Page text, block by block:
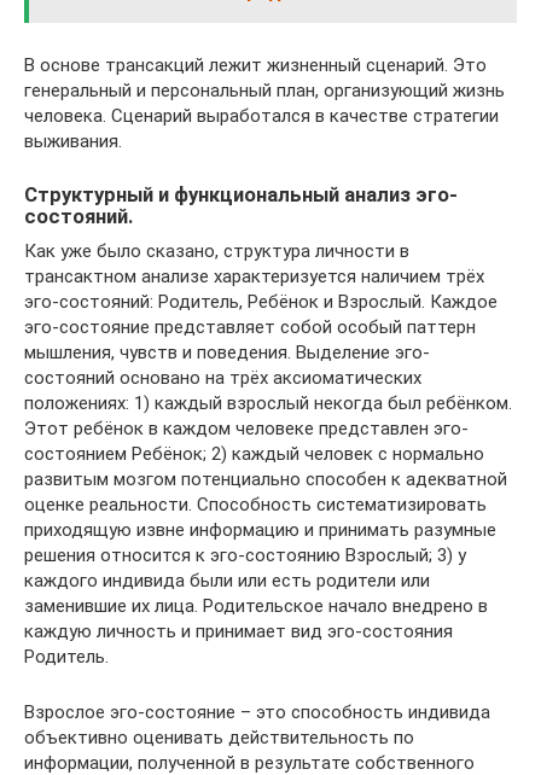
В основе трансакций лежит жизненный сценарий. Это
генеральный и персональный план, организующий жизнь
человека. Сценарий выработался в качестве стратегии
выживания.
Структурный и функциональный анализ эго-
состояний.
Как уже было сказано, структура личности в
трансактном анализе характеризуется наличием трёх
эго-состояний: Родитель, Ребёнок и Взрослый. Каждое
эго-состояние представляет собой особый паттерн
мышления, чувств и поведения. Выделение эго-
состояний основано на трёх аксиоматических
положениях: 1) каждый взрослый некогда был ребёнком.
Этот ребёнок в каждом человеке представлен эго-
состоянием Ребёнок; 2) каждый человек с нормально
развитым мозгом потенциально способен к адекватной
оценке реальности. Способность систематизировать
приходящую извне информацию и принимать разумные
решения относится к эго-состоянию Взрослый; 3) у
каждого индивида были или есть родители или
заменившие их лица. Родительское начало внедрено в
каждую личность и принимает вид эго-состояния
Родитель.
Взрослое эго-состояние – это способность индивида
объективно оценивать действительность по
информации, полученной в результате собственного